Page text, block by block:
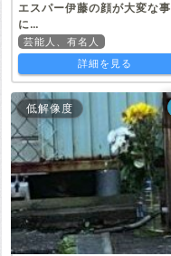
エスパー伊藤の顔が大変な事
に…
芸能人、有名人
詳細を見る
低解像度